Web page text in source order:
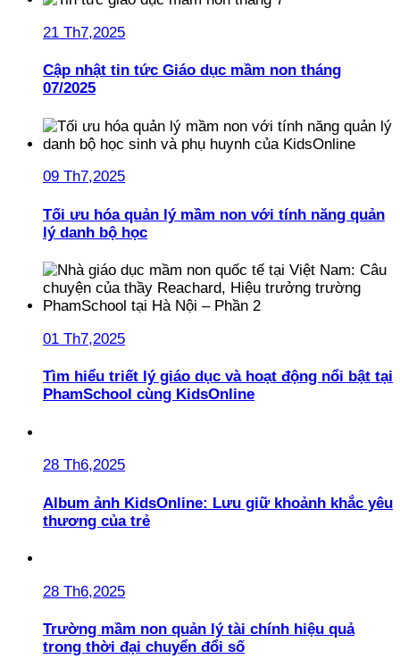
21 Th7,2025
Cập nhật tin tức Giáo dục mầm non tháng
07/2025
09 Th7,2025
Tối ưu hóa quản lý mầm non với tính năng quản
lý danh bộ học
01 Th7,2025
Tìm hiểu triết lý giáo dục và hoạt động nổi bật tại
PhamSchool cùng KidsOnline
28 Th6,2025
Album ảnh KidsOnline: Lưu giữ khoảnh khắc yêu
thương của trẻ
28 Th6,2025
Trường mầm non quản lý tài chính hiệu quả
trong thời đại chuyển đổi số